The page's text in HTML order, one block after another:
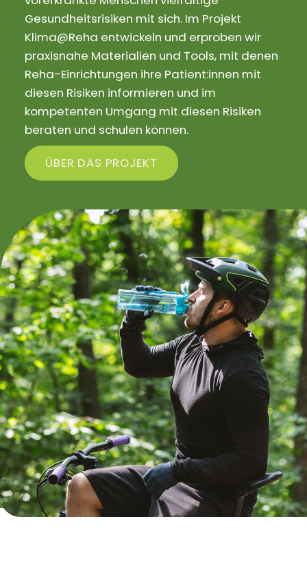
Gesundheitsrisiken mit sich. Im Projekt
Klima@Reha entwickeln und erproben wir
praxisnahe Materialien und Tools, mit denen
Reha-Einrichtungen ihre Patient:innen mit
diesen Risiken informieren und im
kompetenten Umgang mit diesen Risiken
beraten und schulen können.
ÜBER DAS PROJEKT